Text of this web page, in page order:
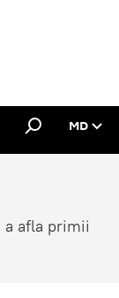
MD
a afla primii